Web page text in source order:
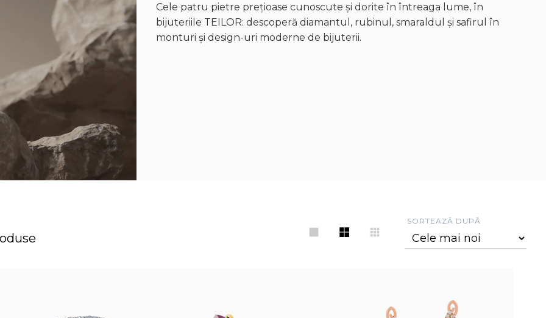
Cele patru pietre prețioase cunoscute și dorite în întreaga lume, în
bijuteriile TEILOR: descoperă diamantul, rubinul, smaraldul și safirul în
monturi și design-uri moderne de bijuterii.
SORTEAZĂ DUPĂ